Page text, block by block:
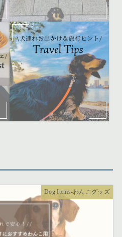
Dog Items-わんこグッズ